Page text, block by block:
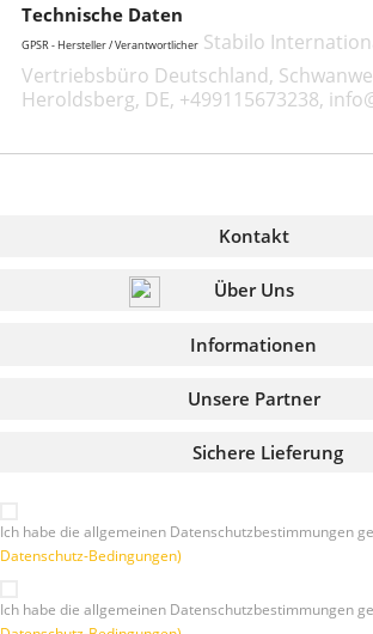
Technische Daten
GPSR - Hersteller / Verantwortlicher Stabilo
Vertriebsbüro Deutschland,
Heroldsberg, DE, +499115673238,
Kontakt
Über Uns
Informationen
Sichere Lieferung
Unsere Partner
Ich habe die allgemeinen Datenschutzbestimmungen
Datenschutz-Bedingungen)
Ich habe die allgemeinen Datenschutzbestimmungen